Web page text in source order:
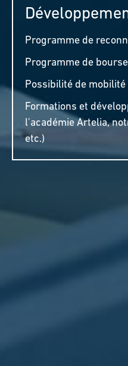
Programme de
Programme de
Possibilité de
Formations et
l'académie Artelia,
etc.)